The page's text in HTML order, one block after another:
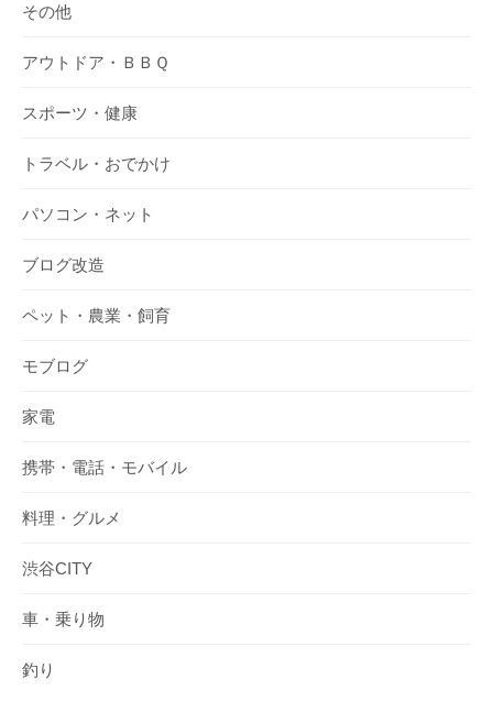
その他
アウトドア・ＢＢＱ
スポーツ・健康
トラベル・おでかけ
パソコン・ネット
ブログ改造
ペット・農業・飼育
モブログ
家電
携帯・電話・モバイル
料理・グルメ
渋谷CITY
車・乗り物
釣り